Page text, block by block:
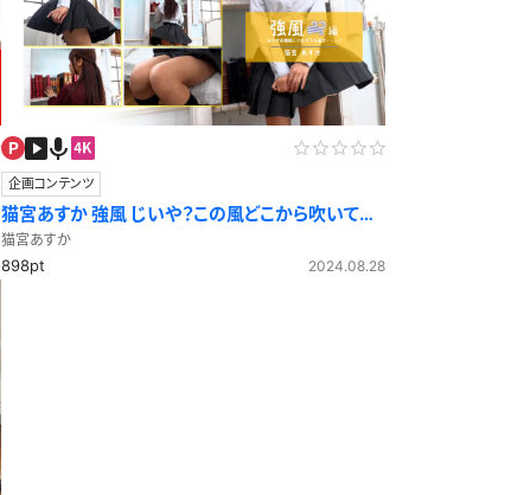
企画コンテンツ
猫宮あすか 強風 じいや？この風どこから吹いてい
るの？
猫宮あすか
898pt 2024.08.28